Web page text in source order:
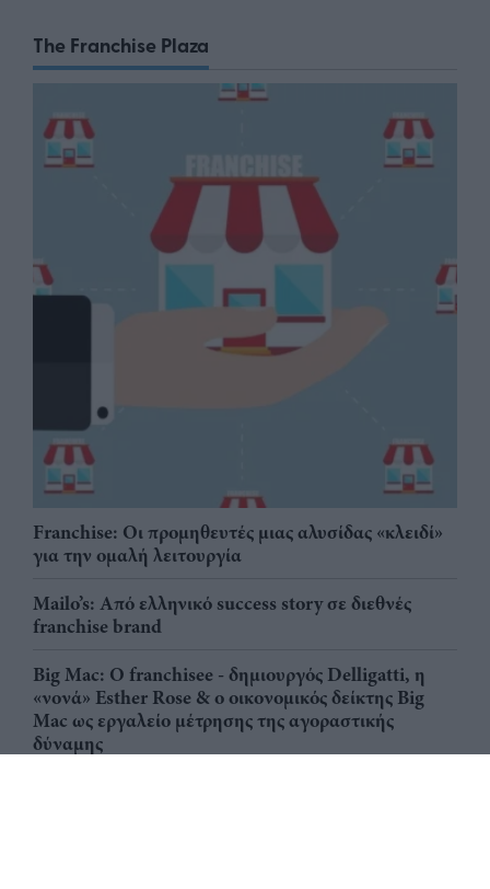
The Franchise Plaza
Franchise: Οι προμηθευτές μιας αλυσίδας «κλειδί»
για την ομαλή λειτουργία
Mailo’s: Από ελληνικό success story σε διεθνές
franchise brand
Big Mac: Ο franchisee - δημιουργός Delligatti, η
«νονά» Esther Rose & ο οικονομικός δείκτης Big
Mac ως εργαλείο μέτρησης της αγοραστικής
δύναμης